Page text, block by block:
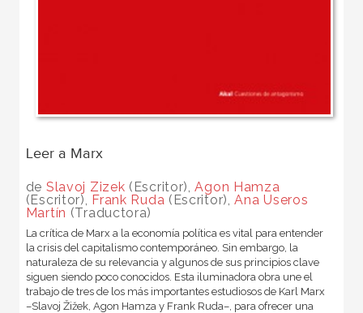
Leer a Marx
de Slavoj Zizek (Escritor),Agon Hamza
(Escritor), Frank Ruda (Escritor),Ana Useros
Martín (Traductora)
La crítica de Marx a la economía política es vital para entender
la crisis del capitalismo contemporáneo. Sin embargo, la
naturaleza de su relevancia y algunos de sus principios clave
siguen siendo poco conocidos. Esta iluminadora obra une el
trabajo de tres de los más importantes estudiosos de Karl Marx
–Slavoj Žižek, Agon Hamza y Frank Ruda–, para ofrecer una